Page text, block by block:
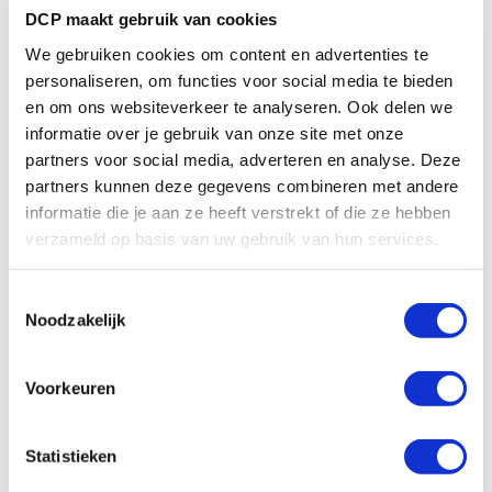
DCP maakt gebruik van cookies
We gebruiken cookies om content en advertenties te
personaliseren, om functies voor social media te bieden
en om ons websiteverkeer te analyseren. Ook delen we
informatie over je gebruik van onze site met onze
partners voor social media, adverteren en analyse. Deze
partners kunnen deze gegevens combineren met andere
informatie die je aan ze heeft verstrekt of die ze hebben
verzameld op basis van uw gebruik van hun services.
Noodzakelijk
Voorkeuren
Statistieken
ontvang je een e-mail met een track-and-trace link waarmee je
je zending vanaf 8.00 uur 's ochtends kunt volgen. Zo weet je
Specificaties
Extra informatie
Uitgebreide specificaties (.pdf - EN)